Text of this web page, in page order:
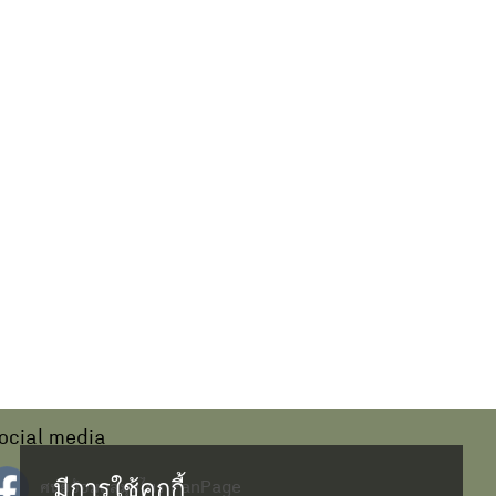
media
ศนย์ข้อมูลสมุนไพร FanPage
มีการใช้คุกกี้